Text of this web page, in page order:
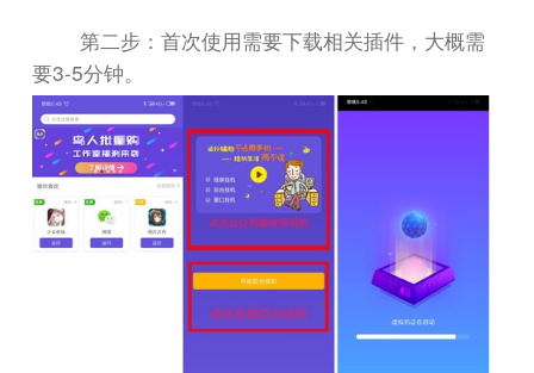
第二步：首次使用需要下载相关插件，大概需
要3-5分钟。